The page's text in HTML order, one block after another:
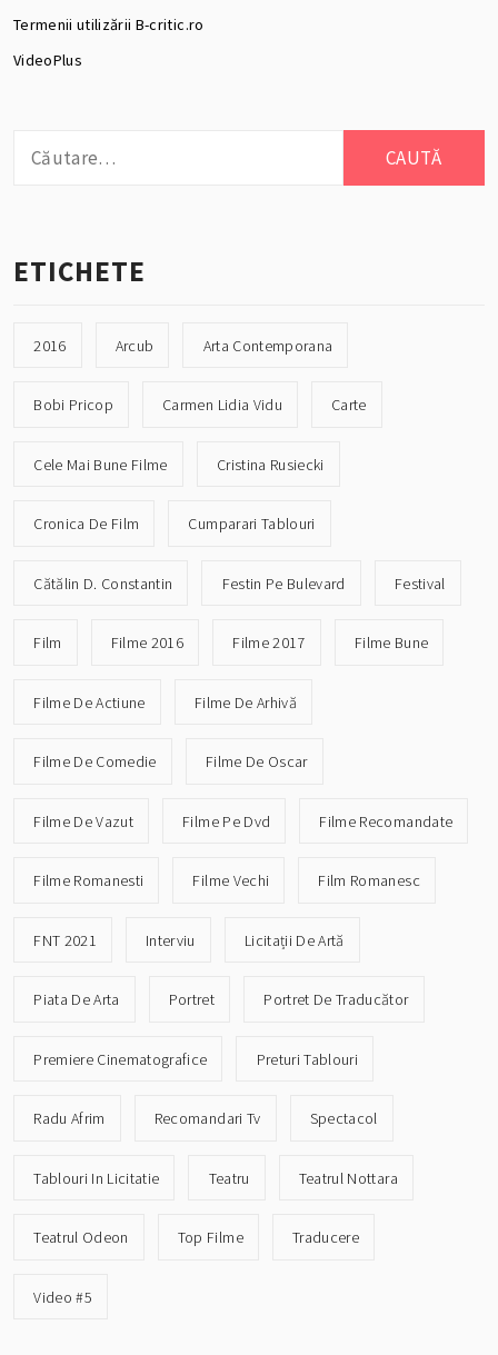
Termenii utilizării B-critic.ro
VideoPlus
după:
ETICHETE
2016 Arcub Arta Contemporana
Bobi Pricop Carmen Lidia Vidu Carte
Cele Mai Bune Filme Cristina Rusiecki
Cronica De Film Cumparari Tablouri
Cătălin D. Constantin Festin Pe Bulevard Festival
Film Filme 2016 Filme 2017 Filme Bune
Filme De Actiune Filme De Arhivă
Filme De Comedie Filme De Oscar
Filme De Vazut Filme Pe Dvd Filme Recomandate
Filme Romanesti Filme Vechi Film Romanesc
FNT 2021 Interviu Licitații De Artă
Piata De Arta Portret Portret De Traducător
Premiere Cinematografice Preturi Tablouri
Radu Afrim Recomandari Tv Spectacol
Tablouri In Licitatie Teatru Teatrul Nottara
Teatrul Odeon Top Filme Traducere
Video #5